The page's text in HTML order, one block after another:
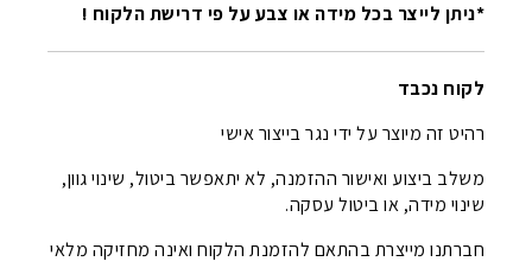
*ניתן לייצר בכל מידה או צבע על פי דרישת הלקוח !
לקוח נכבד
רהיט זה מיוצר על ידי נגר בייצור אישי
משלב ביצוע ואישור ההזמנה, לא יתאפשר ביטול, שינוי גוון,
שינוי מידה, או ביטול עסקה.
חברתנו מייצרת בהתאם להזמנת הלקוח ואינה מחזיקה מלאי